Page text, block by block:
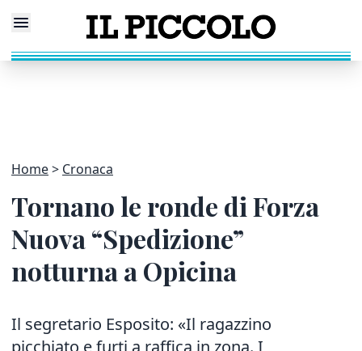
Home Cronaca
Tornano le ronde di Forza
Nuova “Spedizione”
notturna a Opicina
Il segretario Esposito: «Il ragazzino
picchiato e furti a raffica in zona. I